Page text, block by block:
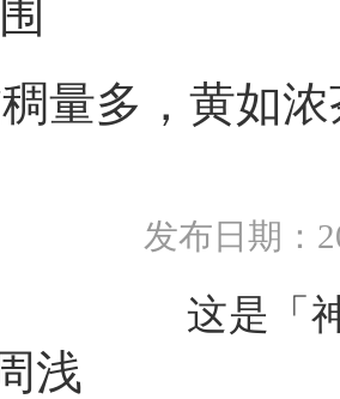
量多，黄如
发布日期：
这是「
浅